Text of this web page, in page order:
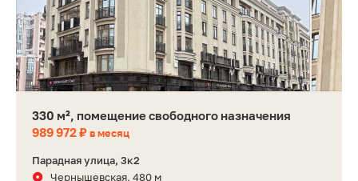
330 м², помещение свободного назначения
989 972 ₽в месяц
Парадная улица, 3к2
Чернышевская, 480 м